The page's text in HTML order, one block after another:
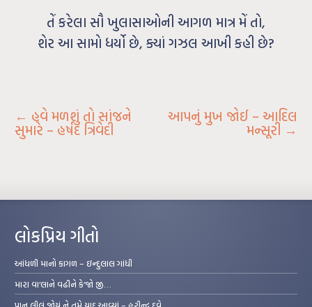
તેં કરેલા સૌ ખુલાસાઓની આગળ માત્ર મેં તો,
શેર આ સામો ધર્યો છે, ક્યાં ગઝલ આખી કહી છે?
← હવે મળશું તો સાંજને
સુમારે – હર્ષદ ત્રિવેદી
આપનું મુખ જોઈ – આદિલ
મન્સૂરી →
લોકપ્રિય ગીતો
આંધળી માનો કાગળ – ઇન્દુલાલ ગાંધી
મારા વા’લાને વઢીને કે’જો જી…